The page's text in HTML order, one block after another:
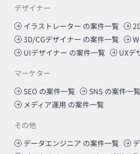
デザイナー
イラストレーター の案件一覧
3D/CGデザイナー の案件一覧
UIデザイナー の案件一覧 UXデ
マーケター
SEO の案件一覧 SNS の案件一覧
メディア運用 の案件一覧
その他
データエンジニア の案件一覧